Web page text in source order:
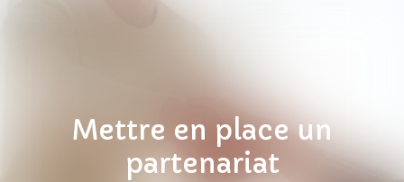
Mettre en place un
partenariat